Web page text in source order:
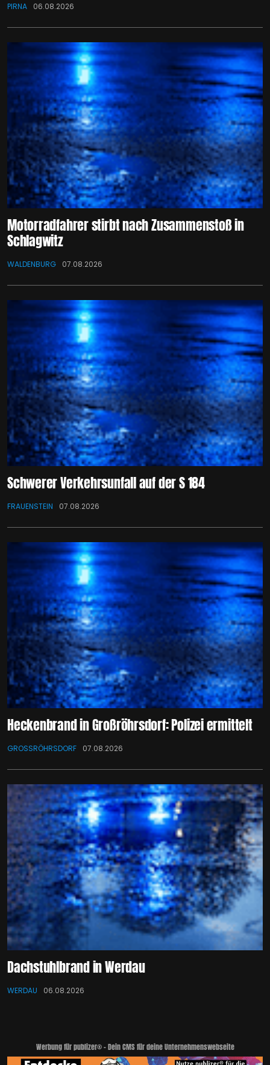
PIRNA 06.08.2026
Motorradfahrer stirbt nach Zusammenstoß in
Schlagwitz
WALDENBURG 07.08.2026
Schwerer Verkehrsunfall auf der S 184
FRAUENSTEIN 07.08.2026
Heckenbrand in Großröhrsdorf: Polizei ermittelt
GROSSRÖHRSDORF 07.08.2026
Dachstuhlbrand in Werdau
WERDAU 06.08.2026
Werbung für publizer® - Dein CMS für deine Unternehmenswebseite